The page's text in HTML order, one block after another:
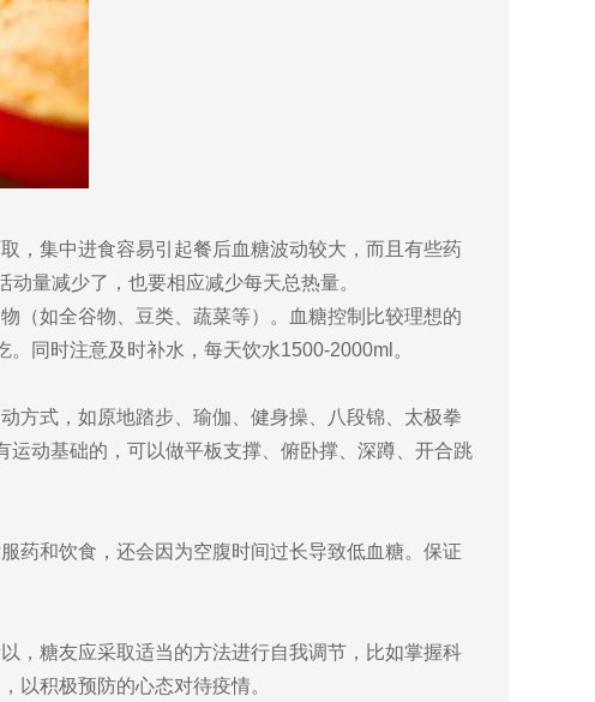
集中进食容易引起餐后血糖波动较大，而且有些药
量减少了，也要相应减少每天总热量。
如全谷物、豆类、蔬菜等）。血糖控制比较理想的
同时注意及时补水，每天饮水1500-2000ml。
式，如原地踏步、瑜伽、健身操、八段锦、太极拳
动基础的，可以做平板支撑、俯卧撑、深蹲、开合跳
和饮食，还会因为空腹时间过长导致低血糖。保证
糖友应采取适当的方法进行自我调节，比如掌握科
以积极预防的心态对待疫情。